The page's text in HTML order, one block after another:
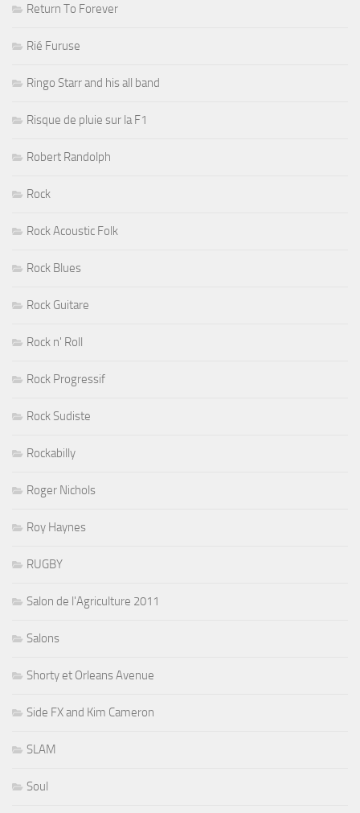
Return To Forever
Rié Furuse
Ringo Starr and his all band
Risque de pluie sur la F1
Robert Randolph
Rock
Rock Acoustic Folk
Rock Blues
Rock Guitare
Rock n' Roll
Rock Progressif
Rock Sudiste
Rockabilly
Roger Nichols
Roy Haynes
RUGBY
Salon de l'Agriculture 2011
Salons
Shorty et Orleans Avenue
Side FX and Kim Cameron
SLAM
Soul